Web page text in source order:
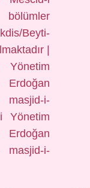
Beyti-
|
Yönetim
i-
Yönetim
i-